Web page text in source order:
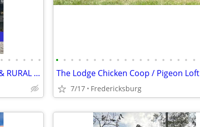
• • • • • •
SHIPPING CONTAINERS FOR FARMS & RURAL PROPERTIES (385) 446-6148
• • • • • • • • • • • • • • • • • • •
The Lodge Chicken Coop / Pigeon Loft
7/17 Fredericksburg